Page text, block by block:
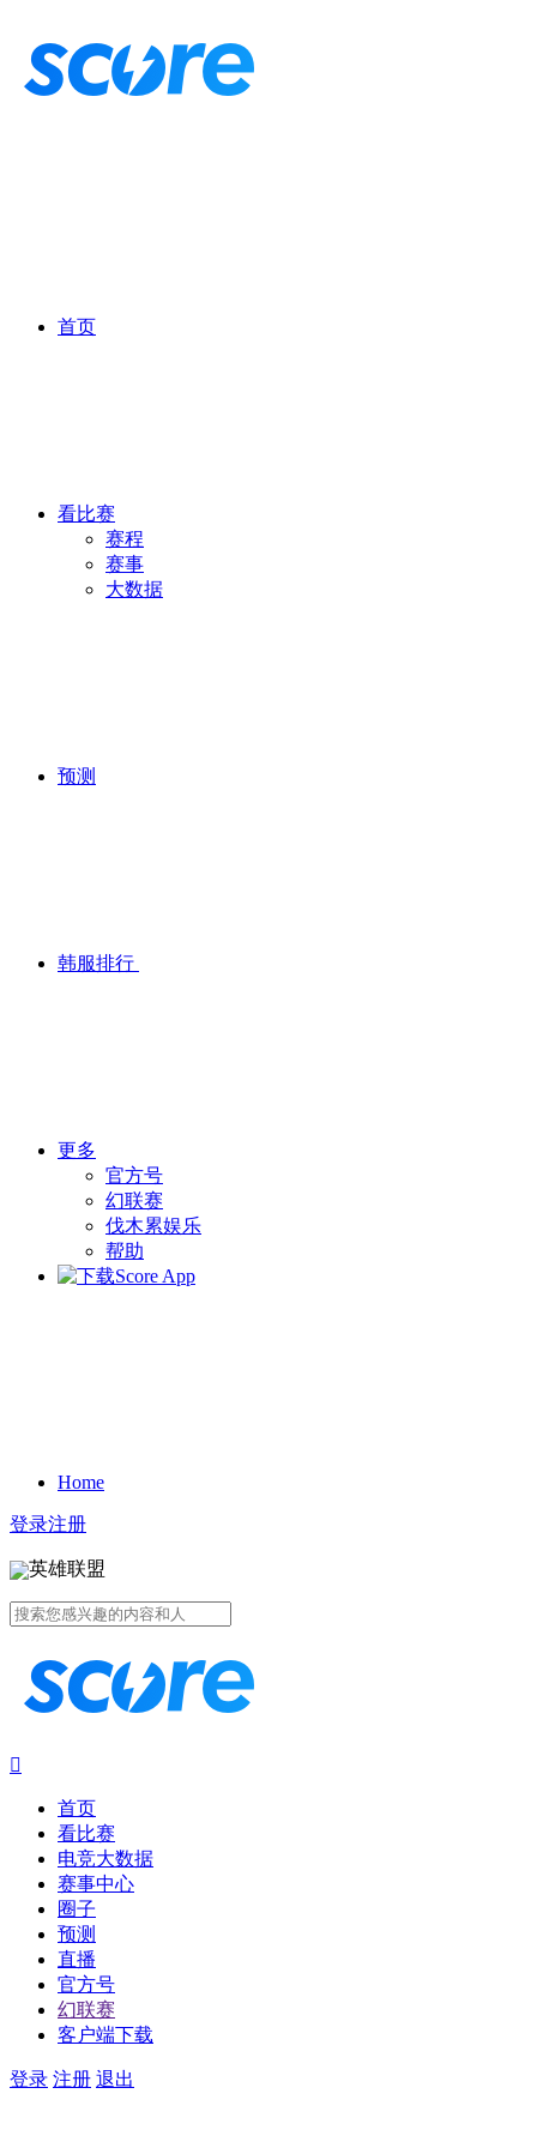
首页
看比赛
赛程
赛事
大数据
预测
韩服排行
更多
官方号
幻联赛
伐木累娱乐
帮助
Home
登录注册
英雄联盟

首页
看比赛
电竞大数据
赛事中心
圈子
预测
直播
官方号
幻联赛
客户端下载
登录 注册 退出